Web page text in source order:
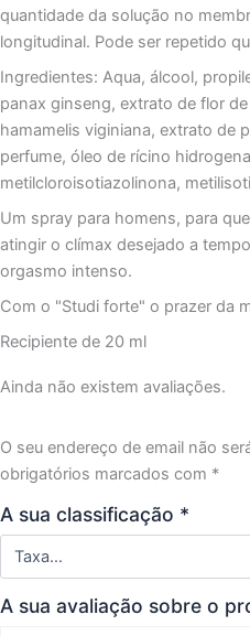
quantidade da solução no
longitudinal. Pode ser repetido
Ingredientes: Aqua, álcool,
panax ginseng, extrato de flor
hamamelis viginiana, extrato de
perfume, óleo de rícino
metilcloroisotiazolinona,
Um spray para homens, para
atingir o clímax desejado a
orgasmo intenso.
Com o "Studi forte" o prazer da
Recipiente de 20 ml
Ainda não existem avaliações.
O seu endereço de email não
obrigatórios marcados com *
A sua classificação *
A sua avaliação sobre o